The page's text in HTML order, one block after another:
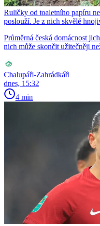
Ruličky od toaletního papíru
poslouží. Je z nich skvělé
Průměrná česká domácnost
nich může skončit užitečněji
Chalupáři-Zahrádkáři
dnes, 15:32
4 min